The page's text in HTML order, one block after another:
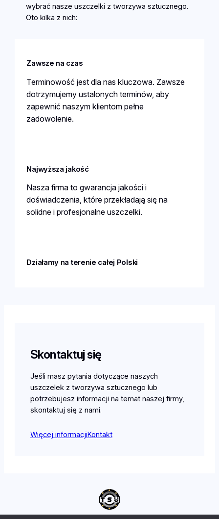
wybrać nasze uszczelki z tworzywa sztucznego.
Oto kilka z nich:
Zawsze na czas
Terminowość jest dla nas kluczowa. Zawsze
dotrzymujemy ustalonych terminów, aby
zapewnić naszym klientom pełne
zadowolenie.
Najwyższa jakość
Nasza firma to gwarancja jakości i
doświadczenia, które przekładają się na
solidne i profesjonalne uszczelki.
Działamy na terenie całej Polski
Skontaktuj się
Jeśli masz pytania dotyczące naszych
uszczelek z tworzywa sztucznego lub
potrzebujesz informacji na temat naszej firmy,
skontaktuj się z nami.
Więcej informacjiKontakt